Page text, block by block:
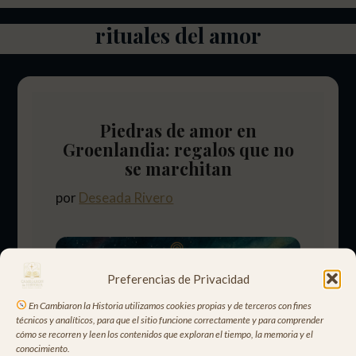
Preferencias de Privacidad
En Cambiaron la Historia utilizamos cookies propias y de terceros con fines
técnicos y analíticos, para que el sitio funcione correctamente y para comprender
cómo se recorren y leen los contenidos que exploran el tiempo, la memoria y el
conocimiento.
rituales del amor
Piedras de amor en
Groenlandia: regalos que no
se marchitan
por Deseada Rivero